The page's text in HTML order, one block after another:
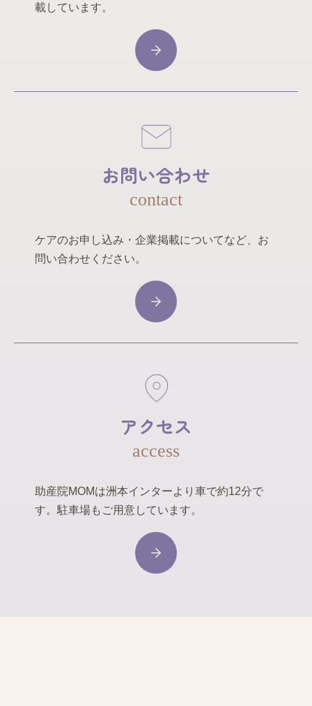
載しています。
お問い合わせ
contact
ケアのお申し込み・企業掲載についてなど、お
問い合わせください。
アクセス
access
助産院MOMは洲本インターより車で約12分で
す。駐車場もご用意しています。